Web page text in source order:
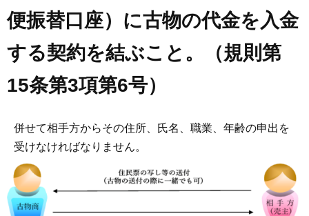
便振替口座）に古物の代金を入金
する契約を結ぶこと。（規則第
15条第3項第6号）
併せて相手方からその住所、氏名、職業、年齢の申出を
受けなければなりません。